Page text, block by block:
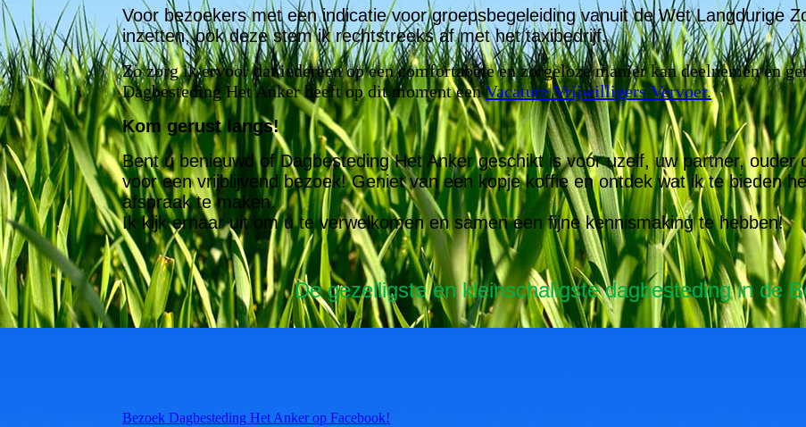
Voor bezoekers met een indicatie voor groepsbegeleiding vanuit de Wet Langdurige
inzetten, ook deze stem ik rechtstreeks af met het taxibedrijf.
Zo zorg ik ervoor dat iedereen op een comfortabele en zorgeloze manier kan deelnemen en
Dagbesteding Het Anker heeft op dit moment eenVacature Vrijwilligers Vervoer.
Kom gerust langs!
Bent u benieuwd of Dagbesteding Het Anker geschikt is voor uzelf, uw partner,
voor een vrijblijvend bezoek! Geniet van een kopje koffie en ontdek wat ik te bieden
afspraak te maken.
Ik kijk ernaar uit om u te verwelkomen en samen een fijne kennismaking te hebben!
De gezelligste en kleinschaligste dagbesteding in de
Bezoek Dagbesteding Het Anker op Facebook!